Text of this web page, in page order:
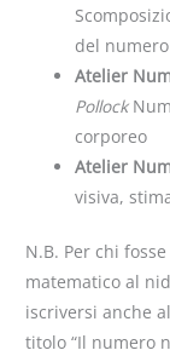
del numero
Atelier
Pollock
corporeo
Atelier
visiva,
N.B. Per chi
matematico al
iscriversi anche
titolo “Il numero